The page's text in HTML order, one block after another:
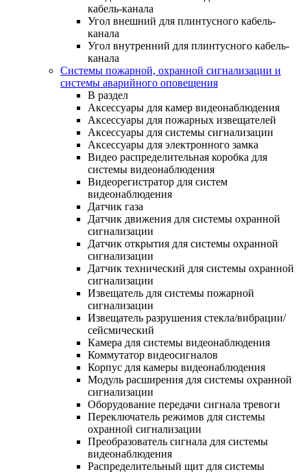
кабель-канала
Угол внешний для плинтусного кабель-
канала
Угол внутренний для плинтусного кабель-
канала
Системы пожарной, охранной сигнализации и
системы аварийного оповещения
В раздел
Аксессуары для камер видеонаблюдения
Аксессуары для пожарных извещателей
Аксессуары для системы сигнализации
Аксессуары для электронного замка
Видео распределительная коробка для
системы видеонаблюдения
Видеорегистратор для систем
видеонаблюдения
Датчик газа
Датчик движения для системы охранной
сигнализации
Датчик открытия для системы охранной
сигнализации
Датчик технический для системы охранной
сигнализации
Извещатель для системы пожарной
сигнализации
Извещатель разрушения стекла/вибрации/
сейсмический
Камера для системы видеонаблюдения
Коммутатор видеосигналов
Корпус для камеры видеонаблюдения
Модуль расширения для системы охранной
сигнализации
Оборудование передачи сигнала тревоги
Переключатель режимов для системы
охранной сигнализации
Преобразователь сигнала для системы
видеонаблюдения
Распределительный щит для системы